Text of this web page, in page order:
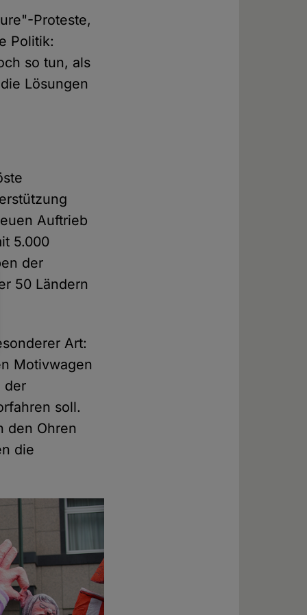
Proteste,
Politik:
so tun, als
Lösungen
Auftrieb
5.000
der
50 Ländern
Art:
Motivwagen
der
soll.
den Ohren
die